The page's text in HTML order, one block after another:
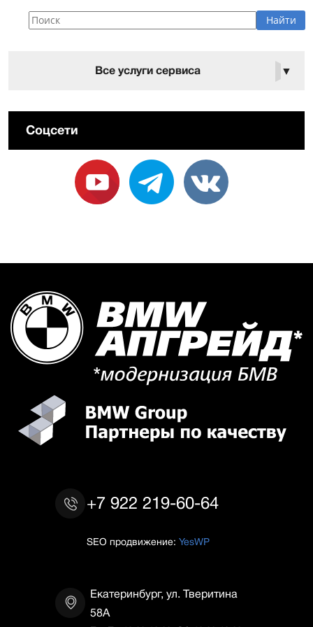
Все услуги сервиса ▼
Соцсети
+7 922 219-60-64
SEO продвижение: YesWP
Екатеринбург, ул. Тверитина
58А